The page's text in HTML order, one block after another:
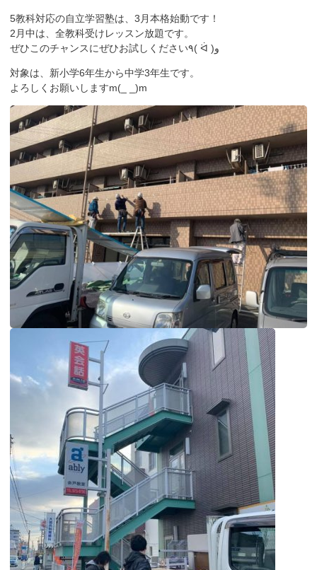
5教科対応の自立学習塾は、3月本格始動です！
2月中は、全教科受けレッスン放題です。
ぜひこのチャンスにぜひお試しください٩( ᐛ )و
対象は、新小学6年生から中学3年生です。
よろしくお願いしますm(_ _)m